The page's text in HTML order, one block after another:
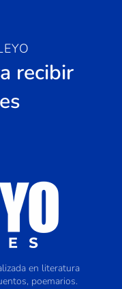
recibir
en literatura
poemarios.